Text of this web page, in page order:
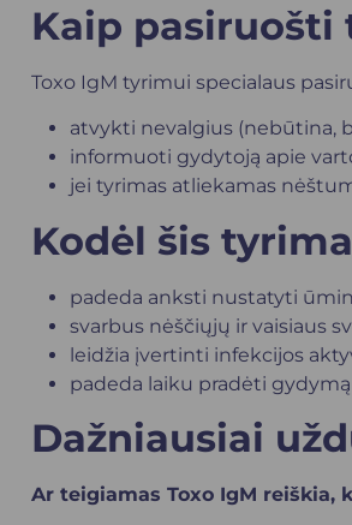
Kaip pasiruošti
Toxo IgM tyrimui specialaus
atvykti nevalgius (nebūtina,
informuoti gydytoją apie
jei tyrimas atliekamas
Kodėl šis
padeda anksti nustatyti
svarbus nėščiųjų ir vaisiaus
leidžia įvertinti infekcijos
padeda laiku pradėti
Dažniausiai
Ar teigiamas Toxo IgM reiškia,